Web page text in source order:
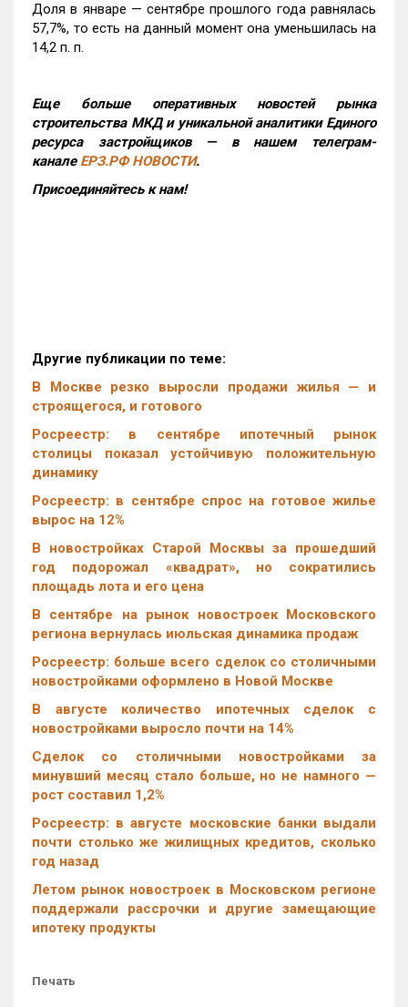
Доля в январе — сентябре прошлого года равнялась
57,7%, то есть на данный момент она уменьшилась на
14,2 п. п.
Еще больше оперативных новостей рынка
строительства МКД и уникальной аналитики Единого
ресурса застройщиков — в нашем телеграм-
канале ЕРЗ.РФ НОВОСТИ.
Присоединяйтесь к нам!
Другие публикации по теме:
В Москве резко выросли продажи жилья — и
строящегося, и готового
Росреестр: в сентябре ипотечный рынок
столицы показал устойчивую положительную
динамику
Росреестр: в сентябре спрос на готовое жилье
вырос на 12%
В новостройках Старой Москвы за прошедший
год подорожал «квадрат», но сократились
площадь лота и его цена
В сентябре на рынок новостроек Московского
региона вернулась июльская динамика продаж
Росреестр: больше всего сделок со столичными
новостройками оформлено в Новой Москве
В августе количество ипотечных сделок с
новостройками выросло почти на 14%
Cделок со столичными новостройками за
минувший месяц стало больше, но не намного —
рост составил 1,2%
Росреестр: в августе московские банки выдали
почти столько же жилищных кредитов, сколько
год назад
Летом рынок новостроек в Московском регионе
поддержали рассрочки и другие замещающие
ипотеку продукты
Печать